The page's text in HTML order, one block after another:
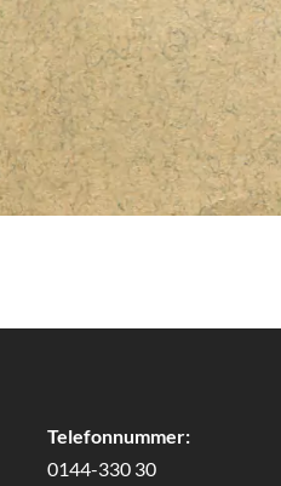
Telefonnummer:
0144-330 30